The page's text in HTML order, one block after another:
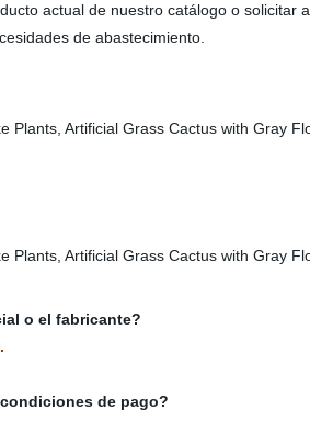
actual de nuestro catálogo o
de abastecimiento.
o el fabricante?
de pago?